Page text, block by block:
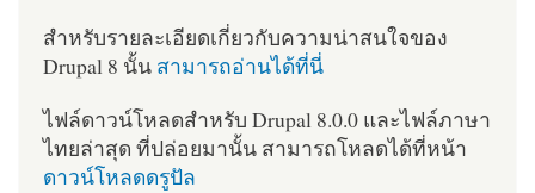
สำหรับรายละเอียดเกี่ยวกับความน่าสนใจของ
Drupal 8 นั้น สามารถอ่านได้ที่นี่
ไฟล์ดาวน์โหลดสำหรับ Drupal 8.0.0 และไฟล์ภาษา
ไทยล่าสุด ที่ปล่อยมานั้น สามารถโหลดได้ที่หน้า
ดาวน์โหลดดรูปัล